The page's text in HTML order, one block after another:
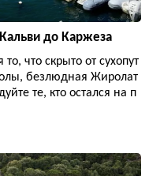
до Каржеза
что скрыто от сухопут
безлюдная Жиролат
те, кто остался на п